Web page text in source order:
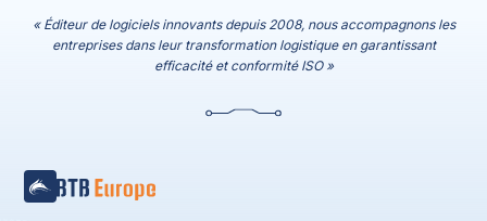
« Éditeur de logiciels innovants depuis 2008, nous accompagnons les
entreprises dans leur transformation logistique en garantissant
efficacité et conformité ISO »